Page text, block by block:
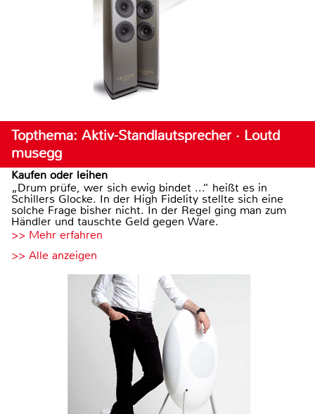
Topthema: Aktiv-Standlautsprecher · Loutd
musegg
Kaufen oder leihen
„Drum prüfe, wer sich ewig bindet ...“ heißt es in
Schillers Glocke. In der High Fidelity stellte sich eine
solche Frage bisher nicht. In der Regel ging man zum
Händler und tauschte Geld gegen Ware.
>> Mehr erfahren
>> Alle anzeigen